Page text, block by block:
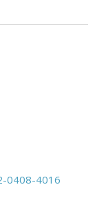
0408-4016